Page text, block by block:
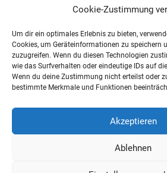
Cookie-Zustimmung
Um dir ein optimales Erlebnis zu bieten,
Cookies, um Geräteinformationen zu speichern
zuzugreifen. Wenn du diesen Technologien
wie das Surfverhalten oder eindeutige IDs auf
Wenn du deine Zustimmung nicht erteilst oder
bestimmte Merkmale und Funktionen
Akzeptieren
Ablehnen
so gut wie der Protagonist Alfie Banks
Weiterlesen